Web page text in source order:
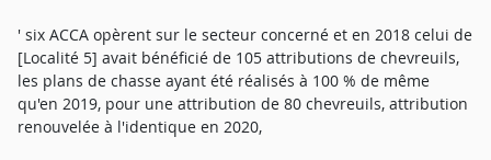
' six ACCA opèrent sur le secteur concerné et en 2018 celui de
[Localité 5] avait bénéficié de 105 attributions de chevreuils,
les plans de chasse ayant été réalisés à 100 % de même
qu'en 2019, pour une attribution de 80 chevreuils, attribution
renouvelée à l'identique en 2020,